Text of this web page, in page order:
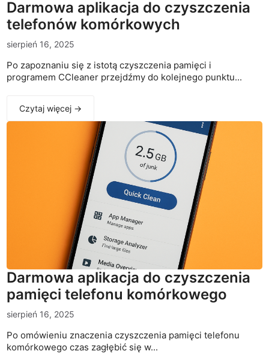
Darmowa aplikacja do czyszczenia
telefonów komórkowych
sierpień 16, 2025
Po zapoznaniu się z istotą czyszczenia pamięci i
programem CCleaner przejdźmy do kolejnego punktu...
Czytaj więcej →
Darmowa aplikacja do czyszczenia
pamięci telefonu komórkowego
sierpień 16, 2025
Po omówieniu znaczenia czyszczenia pamięci telefonu
komórkowego czas zagłębić się w...